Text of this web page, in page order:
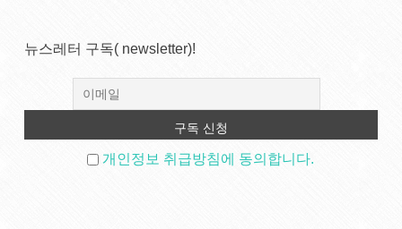
뉴스레터 구독( newsletter)!
개인정보 취급방침에 동의합니다.